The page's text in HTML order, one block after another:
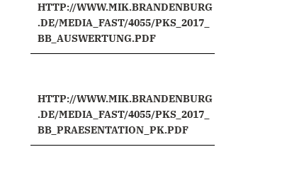
HTTP://WWW.MIK.BRANDENBURG
.DE/MEDIA_FAST/4055/PKS_2017_
BB_AUSWERTUNG.PDF
HTTP://WWW.MIK.BRANDENBURG
.DE/MEDIA_FAST/4055/PKS_2017_
BB_PRAESENTATION_PK.PDF